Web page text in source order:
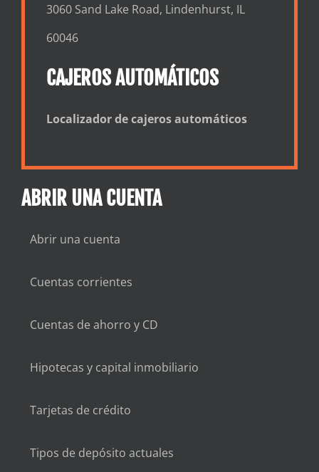
3060 Sand Lake Road, Lindenhurst, IL
60046
CAJEROS AUTOMÁTICOS
Localizador de cajeros automáticos
ABRIR UNA CUENTA
Abrir una cuenta
Cuentas corrientes
Cuentas de ahorro y CD
Hipotecas y capital inmobiliario
Tarjetas de crédito
Tipos de depósito actuales